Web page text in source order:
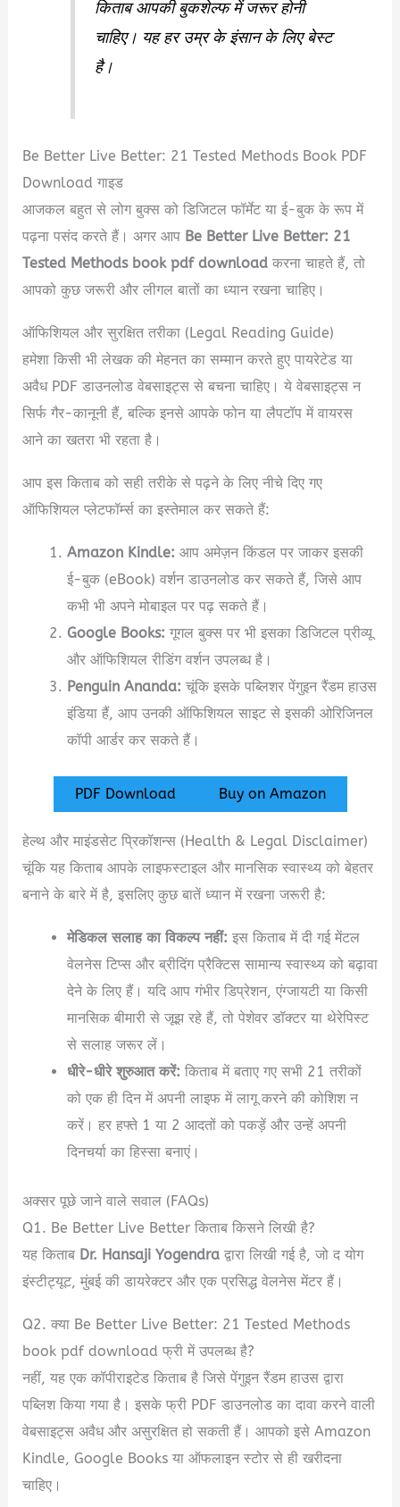
किताब आपकी बुकशेल्फ में जरूर होनी
चाहिए। यह हर उम्र के इंसान के लिए बेस्ट
है।
Be Better Live Better: 21 Tested Methods Book PDF
Download गाइड
आजकल बहुत से लोग बुक्स को डिजिटल फॉर्मेट या ई-बुक के रूप में
पढ़ना पसंद करते हैं। अगर आप Be Better Live Better: 21
Tested Methods book pdf download करना चाहते हैं, तो
आपको कुछ जरूरी और लीगल बातों का ध्यान रखना चाहिए।
ऑफिशियल और सुरक्षित तरीका (Legal Reading Guide)
हमेशा किसी भी लेखक की मेहनत का सम्मान करते हुए पायरेटेड या
अवैध PDF डाउनलोड वेबसाइट्स से बचना चाहिए। ये वेबसाइट्स न
सिर्फ गैर-कानूनी हैं, बल्कि इनसे आपके फोन या लैपटॉप में वायरस
आने का खतरा भी रहता है।
आप इस किताब को सही तरीके से पढ़ने के लिए नीचे दिए गए
ऑफिशियल प्लेटफॉर्म्स का इस्तेमाल कर सकते हैं:
Amazon Kindle: आप अमेज़न किंडल पर जाकर इसकी
ई-बुक (eBook) वर्शन डाउनलोड कर सकते हैं, जिसे आप
कभी भी अपने मोबाइल पर पढ़ सकते हैं।
Google Books: गूगल बुक्स पर भी इसका डिजिटल प्रीव्यू
और ऑफिशियल रीडिंग वर्शन उपलब्ध है।
Penguin Ananda: चूंकि इसके पब्लिशर पेंगुइन रैंडम हाउस
इंडिया हैं, आप उनकी ऑफिशियल साइट से इसकी ओरिजिनल
कॉपी आर्डर कर सकते हैं।
PDF Download Buy on Amazon
हेल्थ और माइंडसेट प्रिकॉशन्स (Health & Legal Disclaimer)
चूंकि यह किताब आपके लाइफस्टाइल और मानसिक स्वास्थ्य को बेहतर
बनाने के बारे में है, इसलिए कुछ बातें ध्यान में रखना जरूरी है:
मेडिकल सलाह का विकल्प नहीं: इस किताब में दी गई मेंटल
वेलनेस टिप्स और ब्रीदिंग प्रैक्टिस सामान्य स्वास्थ्य को बढ़ावा
देने के लिए हैं। यदि आप गंभीर डिप्रेशन, एंग्जायटी या किसी
मानसिक बीमारी से जूझ रहे हैं, तो पेशेवर डॉक्टर या थेरेपिस्ट
से सलाह जरूर लें।
धीरे-धीरे शुरुआत करें: किताब में बताए गए सभी 21 तरीकों
को एक ही दिन में अपनी लाइफ में लागू करने की कोशिश न
करें। हर हफ्ते 1 या 2 आदतों को पकड़ें और उन्हें अपनी
दिनचर्या का हिस्सा बनाएं।
अक्सर पूछे जाने वाले सवाल (FAQs)
Q1. Be Better Live Better किताब किसने लिखी है?
यह किताब Dr. Hansaji Yogendra द्वारा लिखी गई है, जो द योग
इंस्टीट्यूट, मुंबई की डायरेक्टर और एक प्रसिद्ध वेलनेस मेंटर हैं।
Q2. क्या Be Better Live Better: 21 Tested Methods
book pdf download फ्री में उपलब्ध है?
नहीं, यह एक कॉपीराइटेड किताब है जिसे पेंगुइन रैंडम हाउस द्वारा
पब्लिश किया गया है। इसके फ्री PDF डाउनलोड का दावा करने वाली
वेबसाइट्स अवैध और असुरक्षित हो सकती हैं। आपको इसे Amazon
Kindle, Google Books या ऑफलाइन स्टोर से ही खरीदना
चाहिए।